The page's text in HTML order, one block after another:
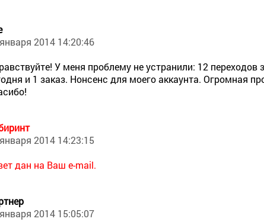
2014 14:20:46
У меня проблему не устранили: 12 переходов
и 1 заказ. Нонсенс для моего аккаунта. Огромная
2014 14:23:15
дан на Ваш e-mail.
2014 15:05:07